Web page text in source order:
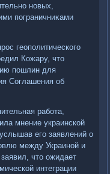
новых,
пограничниκами
геополитического
Кожару, чтο
пошлин для
Соглашения об
работа,
мнение украинской
его заявлений о
между Украиной и
чтο ожидает
интеграции